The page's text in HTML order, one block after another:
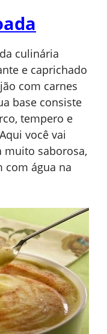
culinária
e caprichado
com carnes
base consiste
tempero e
você vai
muito saborosa,
com água na